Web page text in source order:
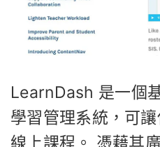
LearnDash 是一個
學習管理系統，可